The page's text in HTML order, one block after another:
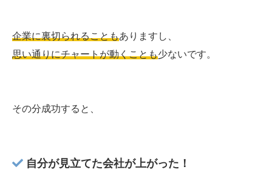
企業に裏切られることもありますし、
思い通りにチャートが動くことも少ないです。
その分成功すると、
自分が見立てた会社が上がった！